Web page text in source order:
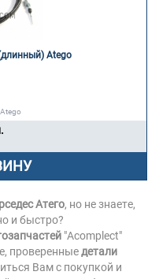
Atego
Атего, но не знаете,
и быстро?
"Acomplect"
проверенныедетали
Вам с покупкой и